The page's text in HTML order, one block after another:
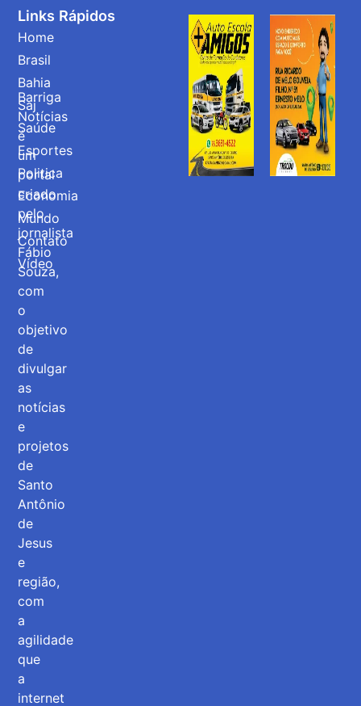
Barriga
Notícias
é
um
portal
criado
pelo
jornalista
Fábio
Souza,
com
o
objetivo
de
divulgar
as
notícias
e
projetos
de
Santo
Antônio
de
Jesus
e
região,
com
a
agilidade
que
a
internet
Links Rápidos
Home
Brasil
Bahia
Saj
Saúde
Esportes
Politica
Economia
Mundo
Contato
Vídeo